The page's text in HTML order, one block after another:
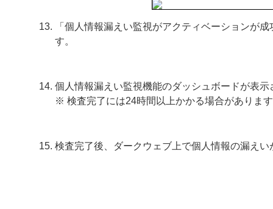
「個人情報漏えい監視がアクティベーションが
す。
個人情報漏えい監視機能のダッシュボードが表
※ 検査完了には24時間以上かかる場合がありま
検査完了後、ダークウェブ上で個人情報の漏え